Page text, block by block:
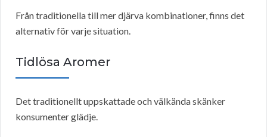
Från traditionella till mer djärva kombinationer, finns det
alternativ för varje situation.
Tidlösa Aromer
Det traditionellt uppskattade och välkända skänker
konsumenter glädje.